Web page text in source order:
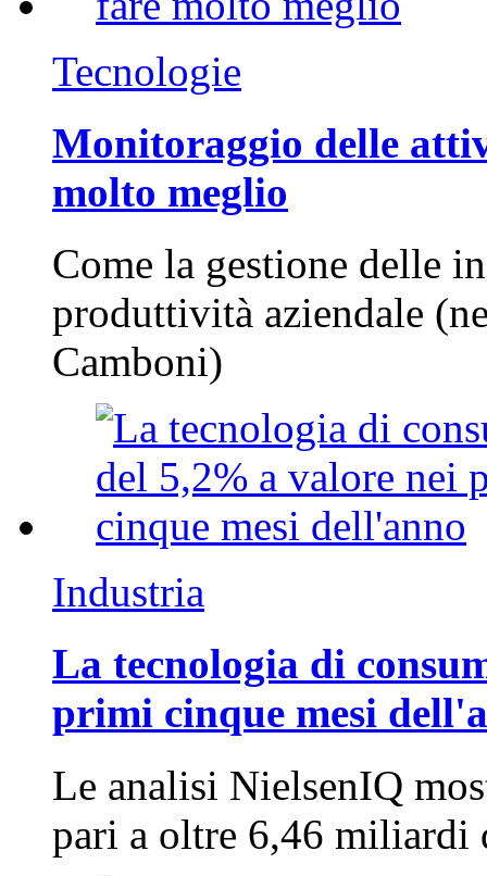
Tecnologie
Monitoraggio delle
molto meglio
Come la gestione delle
produttività aziendale
Camboni)
Industria
La tecnologia di
primi cinque mesi
Le analisi NielsenIQ
pari a oltre 6,46